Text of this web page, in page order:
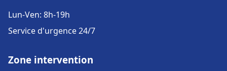
Lun-Ven: 8h-19h
Service d'urgence 24/7
Zone intervention